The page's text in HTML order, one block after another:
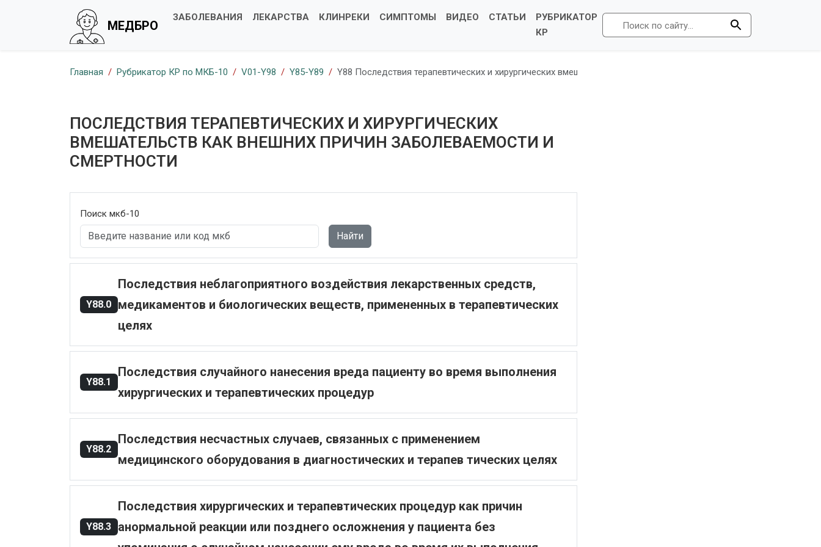
МЕДБРО
ЗАБОЛЕВАНИЯ ЛЕКАРСТВА КЛИНРЕКИ СИМПТОМЫ ВИДЕО СТАТЬИ
РУБРИКАТОР
КР
Главная Рубрикатор КР по МКБ-10 V01-Y98 Y85-Y89 Y88 Последствия терапевтических и хирургических вмешательств как внешних причин заболеваемости и
ПОСЛЕДСТВИЯ ТЕРАПЕВТИЧЕСКИХ И ХИРУРГИЧЕСКИХ
ВМЕШАТЕЛЬСТВ КАК ВНЕШНИХ ПРИЧИН ЗАБОЛЕВАЕМОСТИ И
СМЕРТНОСТИ
Поиск мкб-10
Найти
Y88.0
Последствия неблагоприятного воздействия лекарственных средств,
медикаментов и биологических веществ, примененных в терапевтических
целях
Y88.1
Последствия случайного нанесения вреда пациенту во время выполнения
хирургических и терапевтических процедур
Y88.2
Последствия несчастных случаев, связанных с применением
медицинского оборудования в диагностических и терапев тических целях
Y88.3
Последствия хирургических и терапевтических процедур как причин
анормальной реакции или позднего осложнения у пациента без